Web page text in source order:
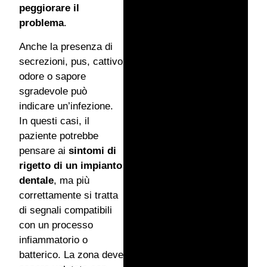
peggiorare il
problema.
Anche la presenza di
secrezioni, pus, cattivo
odore o sapore
sgradevole può
indicare un’infezione.
In questi casi, il
paziente potrebbe
pensare ai sintomi di
rigetto di un impianto
dentale, ma più
correttamente si tratta
di segnali compatibili
con un processo
infiammatorio o
batterico. La zona deve